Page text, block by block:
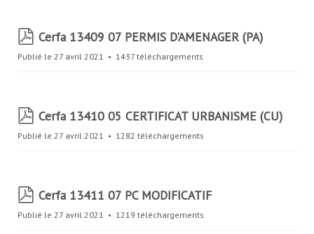
p
f
Cerfa 13409 07 PERMIS D'AMENAGER (PA)
Publié le 27 avril 2021 1437 téléchargements
p
f
Cerfa 13410 05 CERTIFICAT URBANISME (CU)
Publié le 27 avril 2021 1282 téléchargements
p
f
Cerfa 13411 07 PC MODIFICATIF
Publié le 27 avril 2021 1219 téléchargements